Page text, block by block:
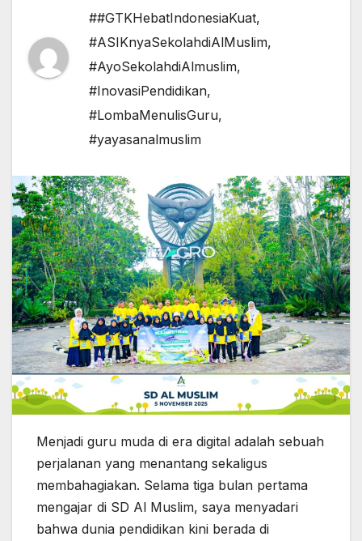
##GTKHebatIndonesiaKuat,
#ASIKnyaSekolahdiAlMuslim,
#AyoSekolahdiAlmuslim,
#InovasiPendidikan,
#LombaMenulisGuru,
#yayasanalmuslim
Menjadi guru muda di era digital adalah sebuah
perjalanan yang menantang sekaligus
membahagiakan. Selama tiga bulan pertama
mengajar di SD Al Muslim, saya menyadari
bahwa dunia pendidikan kini berada di